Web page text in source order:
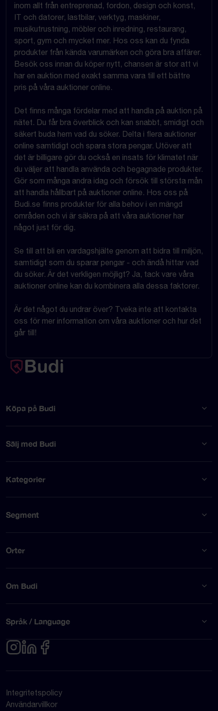
inom allt från entreprenad, fordon, design och konst,
IT och datorer, lastbilar, verktyg, maskiner,
musikutrustning, möbler och inredning, restaurang,
sport, gym och mycket mer. Hos oss kan du fynda
produkter från kända varumärken och göra bra affärer.
Besök oss innan du köper nytt, chansen är stor att vi
har en auktion med exakt samma vara till ett bättre
pris på våra auktioner online.
Det finns många fördelar med att handla på auktion på
nätet. Du får bra överblick och kan snabbt, smidigt och
säkert buda hem vad du söker. Delta i flera auktioner
online samtidigt och spara stora pengar. Utöver att
det är billigare gör du också en insats för klimatet när
du väljer att handla använda och begagnade produkter.
Gör som många andra idag och försök till största mån
att handla hållbart på auktioner online. Hos oss på
Budi.se finns produkter för alla behov i en mängd
områden och vi är säkra på att våra auktioner har
något just för dig.
Se till att bli en vardagshjälte genom att bidra till miljön,
samtidigt som du sparar pengar - och ändå hittar vad
du söker. Är det verkligen möjligt? Ja, tack vare våra
auktioner online kan du kombinera alla dessa faktorer.
Är det något du undrar över? Tveka inte att kontakta
oss för mer information om våra auktioner och hur det
går till!
Köpa på Budi
Sälj med Budi
Kategorier
Segment
Orter
Om Budi
Språk / Language
Integritetspolicy
Användarvillkor